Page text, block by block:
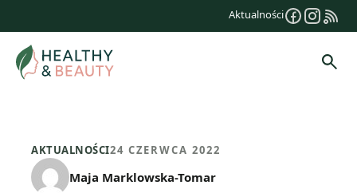
treści
Aktualności
AKTUALNOŚCI24 CZERWCA 2022
Maja Marklowska-Tomar